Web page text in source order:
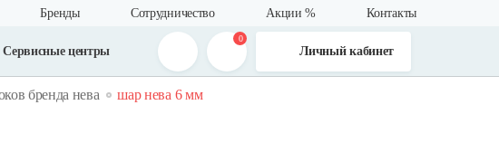
Бренды Сотрудничество Акции % Контакты
Сервисные центры
0
Личный кабинет
бренда нева шар нева 6 мм